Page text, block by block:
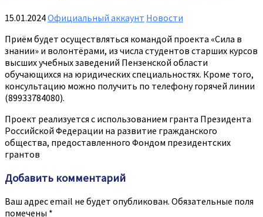
15.01.2024Официальный аккаунт Новости
Приём будет осуществляться командой проекта «Сила в
знании» и волонтёрами, из числа студентов старших курсов
высших учебных заведений Пензенской области
обучающихся на юридических специальностях. Кроме того,
консультацию можно получить по телефону горячей линии
(89933784080).
Проект реализуется с использованием гранта Президента
Российской Федерации на развитие гражданского
общества, предоставленного Фондом президентских
грантов
Добавить комментарий
Ваш адрес email не будет опубликован. Обязательные поля
помечены *